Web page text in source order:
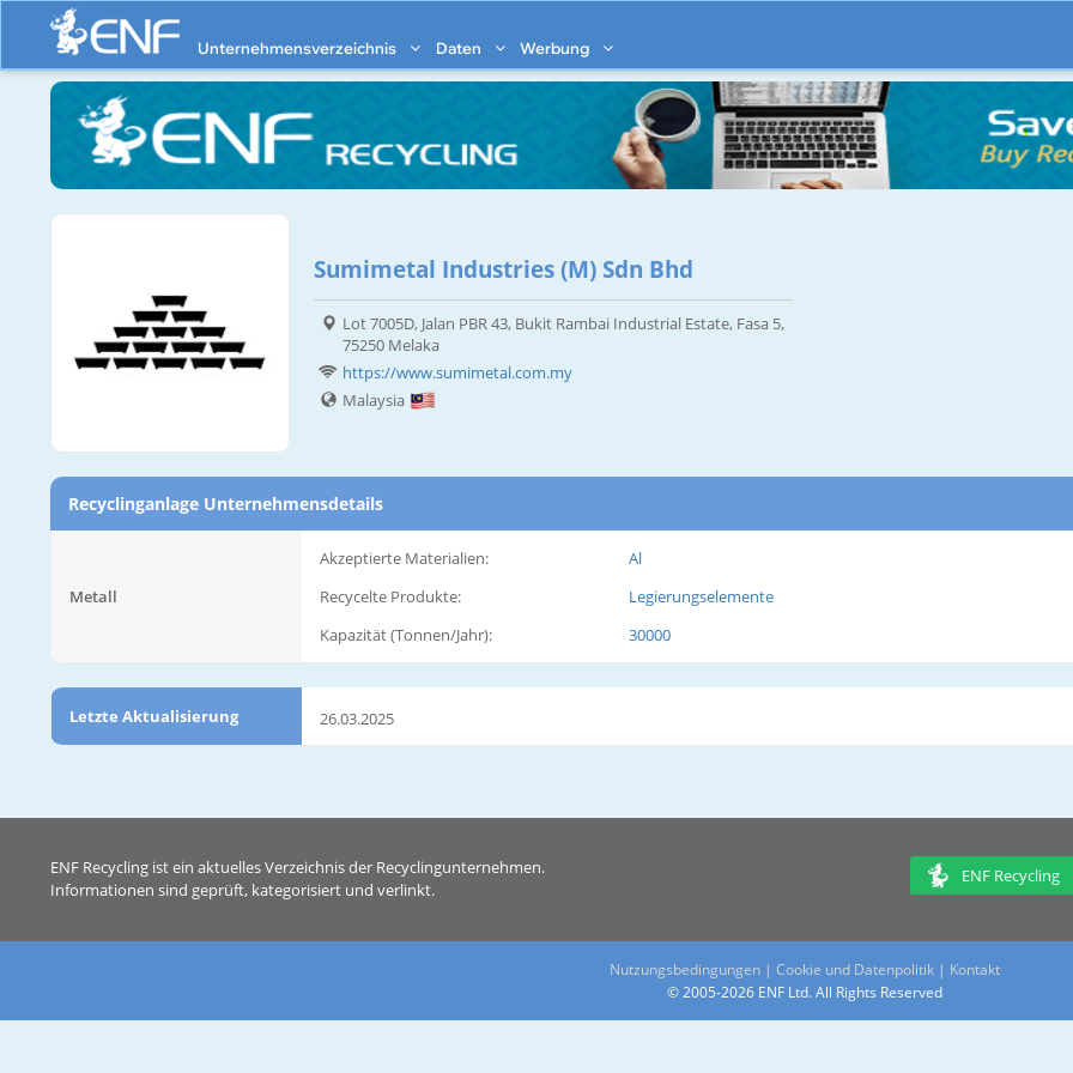
Unternehmensverzeichnis Daten Werbung
Sumimetal Industries (M) Sdn Bhd
Lot 7005D, Jalan PBR 43, Bukit Rambai Industrial Estate, Fasa 5,
75250 Melaka
https://www.sumimetal.com.my
Malaysia
Recyclinganlage Unternehmensdetails
Metall
Akzeptierte Materialien:
Al
Recycelte Produkte:
Legierungselemente
Kapazität (Tonnen/Jahr):
30000
Letzte Aktualisierung 26.03.2025
ENF Recycling ist ein aktuelles Verzeichnis der Recyclingunternehmen.
Informationen sind geprüft, kategorisiert und verlinkt.
ENF Recycling
Nutzungsbedingungen | Cookie und Datenpolitik | Kontakt
© 2005-2026 ENF Ltd. All Rights Reserved